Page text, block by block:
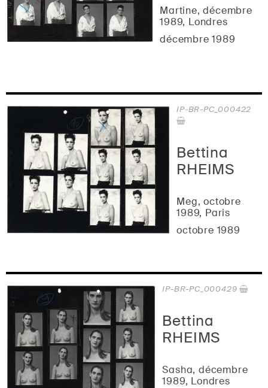
Martine, décembre
1989, Londres
décembre 1989
Bettina
RHEIMS
Meg, octobre
1989, Paris
octobre 1989
IP-BR-PC_000422
Bettina
RHEIMS
Sasha, décembre
1989, Londres
IP-BR-PC_000429